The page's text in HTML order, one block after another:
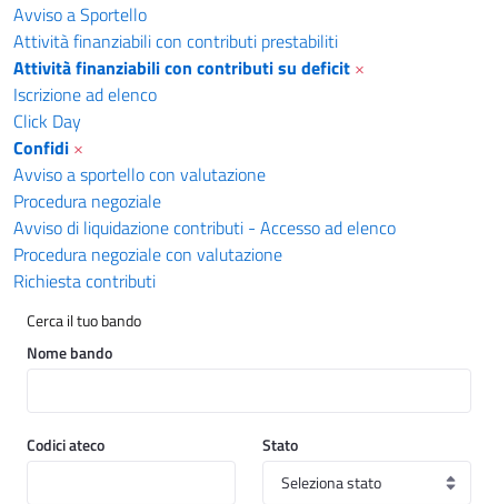
Avviso a Sportello
Attività finanziabili con contributi prestabiliti
Attività finanziabili con contributi su deficit ×
Iscrizione ad elenco
Click Day
Confidi ×
Avviso a sportello con valutazione
Procedura negoziale
Avviso di liquidazione contributi - Accesso ad elenco
Procedura negoziale con valutazione
Richiesta contributi
Cerca il tuo bando
Nome bando
Codici ateco Stato